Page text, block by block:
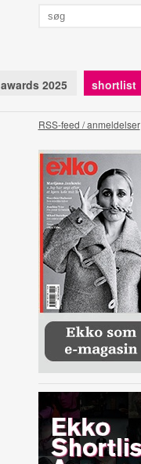
awards 2025 shortlist
RSS-feed / anmeldelser